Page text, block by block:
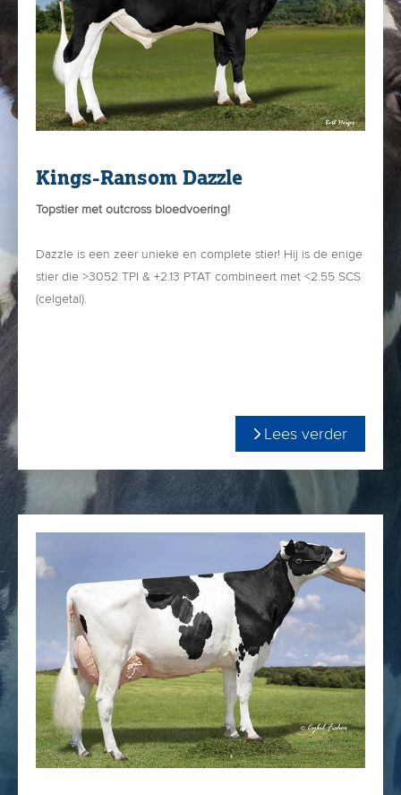
Kings-Ransom Dazzle
Topstier met outcross bloedvoering!
Dazzle is een zeer unieke en complete stier! Hij is de enige
stier die >3052 TPI & +2.13 PTAT combineert met <2.55 SCS
(celgetal).
De grootmoeder is de met 90 punten ingeschreven Kings-
Ransom Dakota. Zij maakt enorm beste lijsten met een hoog
vetgehalte en zij is de moeder van fokstier Kings-Ransom
Dynasty. Dat geeft vertrouwen!
Kings-Ransom P Dazzle; DE COMPLETE OUTCROSS-STIER!
+1.17 FLC
1.7 SCE
aAa-342
€ 29,-
U besteld Dazzle gemakkelijk via onzeWEBSHOP
Lees verder